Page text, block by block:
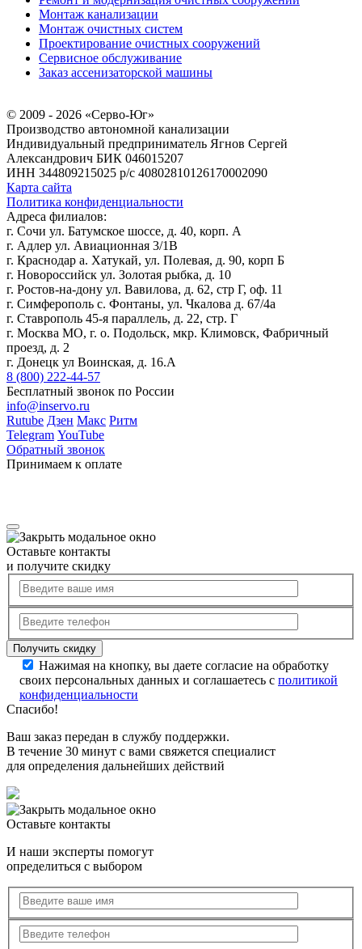
Монтаж канализации
Монтаж очистных систем
Проектирование очистных сооружений
Сервисное обслуживание
Заказ ассенизаторской машины
© 2009 - 2026 «Серво-Юг»
Производство автономной канализации
Индивидуальный предприниматель Ягнов Сергей
Александрович БИК 046015207
ИНН 344809215025 р/с 40802810126170002090
Карта сайта
Политика конфиденциальности
Адреса филиалов:
г. Сочи ул. Батумское шоссе, д. 40, корп. А
г. Адлер ул. Авиационная 3/1В
г. Краснодар а. Хатукай, ул. Полевая, д. 90, корп Б
г. Новороссийск ул. Золотая рыбка, д. 10
г. Ростов-на-дону ул. Вавилова, д. 62, стр Г, оф. 11
г. Симферополь с. Фонтаны, ул. Чкалова д. 67/4а
г. Ставрополь 45-я параллель, д. 22, стр. Г
г. Москва МО, г. о. Подольск, мкр. Климовск, Фабричный
проезд, д. 2
г. Донецк ул Воинская, д. 16.А
8 (800) 222-44-57
Бесплатный звонок по России
info@inservo.ru
Rutube Дзен Макс Ритм
Telegram YouTube
Обратный звонок
Принимаем к оплате
Оставьте контакты
и получите скидку
Нажимая на кнопку, вы даете согласие на обработку
своих персональных данных и соглашаетесь с политикой
конфиденциальности
Спасибо!
Ваш заказ передан в службу поддержки.
В течение 30 минут с вами свяжется специалист
для определения дальнейших действий
Оставьте контакты
И наши эксперты помогут
определиться с выбором